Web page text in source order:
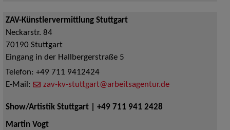
ZAV-Künstlervermittlung Stuttgart
Neckarstr. 84
70190 Stuttgart
Eingang in der Hallbergerstraße 5
Telefon: +49 711 9412424
E-Mail:
zav-kv-stuttgart@arbeitsagentur.de
Show/Artistik Stuttgart | +49 711 941 2428
Martin Vogt